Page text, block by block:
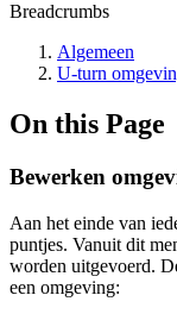
Breadcrumbs
Algemeen
U-turn
On this Page
Bewerken
Aan het einde van
puntjes. Vanuit dit
worden uitgevoerd.
een omgeving: